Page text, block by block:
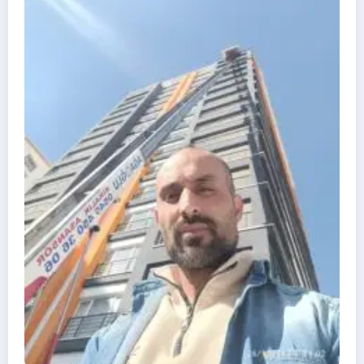
YouTube’da Çocuklar İçin Uygunsuz
Videoları Engelleme Yöntemleri
Kasım 15, 2024 tuncayukan